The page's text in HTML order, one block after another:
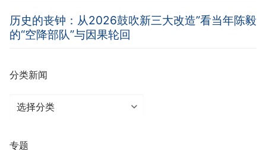
历史的丧钟：从2026鼓吹新三大改造”看当年陈毅
的“空降部队”与因果轮回
分类新闻
分
闻
专题